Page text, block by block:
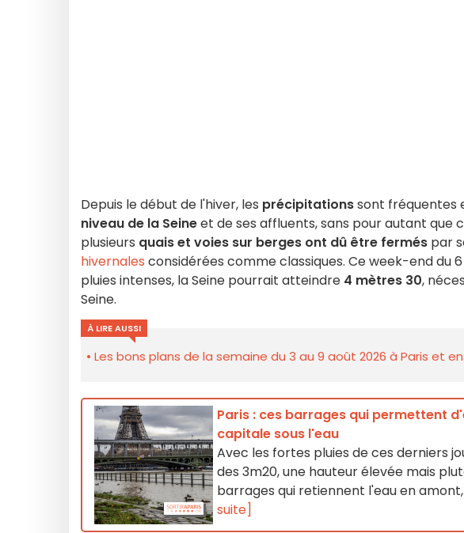
Depuis le début de l'hiver, les précipitationssont fréquentes
niveau de la Seineet de ses affluents, sans pour autant que
plusieurs quais et voies sur berges ont dû être fermés par
hivernales considérées comme classiques. Ce week-end du
pluies intenses, la Seine pourrait atteindre 4 mètres 30,
Seine.
À LIRE AUSSI
Les bons plans de la semaine du 3 au 9 août 2026 à Paris et
Paris : ces barrages qui permettent
capitale sous l'eau
Avec les fortes pluies de ces derniers
des 3m20, une hauteur élevée mais
barrages qui retiennent l'eau en
suite]